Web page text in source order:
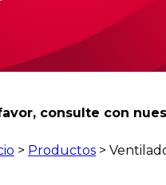
consulte con
> Productos >